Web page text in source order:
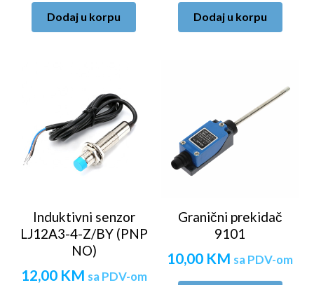
Dodaj u korpu Dodaj u korpu
Induktivni senzor
LJ12A3-4-Z/BY (PNP
NO)
12,00 KM sa PDV-om
Granični prekidač
9101
10,00 KM sa PDV-om